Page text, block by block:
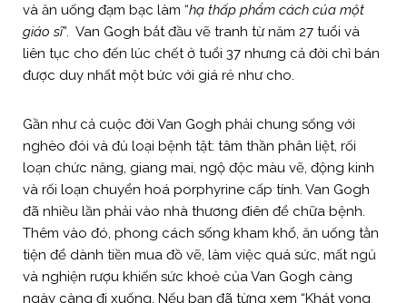
và ăn uống đạm bạc làm “hạ thấp phẩm cách của một
giáo sĩ”. Van Gogh bắt đầu vẽ tranh từ năm 27 tuổi và
liên tục cho đến lúc chết ở tuổi 37 nhưng cả đời chỉ bán
được duy nhất một bức với giá rẻ như cho.
Gần như cả cuộc đời Van Gogh phải chung sống với
nghèo đói và đủ loại bệnh tật: tâm thần phân liệt, rối
loạn chức năng, giang mai, ngộ độc màu vẽ, động kinh
và rối loạn chuyển hoá porphyrine cấp tính. Van Gogh
đã nhiều lần phải vào nhà thương điên để chữa bệnh.
Thêm vào đó, phong cách sống kham khổ, ăn uống tằn
tiện để dành tiền mua đồ vẽ, làm việc quá sức, mất ngủ
và nghiện rượu khiến sức khoẻ của Van Gogh càng
ngày càng đi xuống. Nếu bạn đã từng xem “Khát vọng